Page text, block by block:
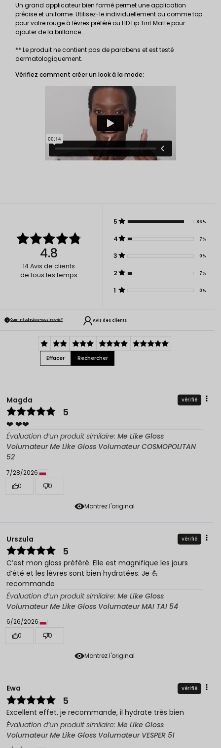
Un grand applicateur bien formé permet une application
précise et uniforme. Utilisez-le individuellement ou comme top
pour votre rouge à lèvres préféré ou HD Lip Tint Mattepour
ajouter de la brillance.
** Le produit ne contient pas de parabens et est testé
dermatologiquement.
Vérifiez comment créer un look à la mode:
4.8
14Avis de clients
de tous les temps
5 86%
4 7%
3 0%
2 7%
1 0%
Comment collectons-nous les avis ? Avis des clients
Effacer Rechercher
Montrez l'original
Magda vérifié
5
❤️ ❤️❤️
Évaluation d’un produit similaire: Me Like Gloss
Volumateur Me Like Gloss Volumateur COSMOPOLITAN
52
7/28/2026
0
0
Montrez l'original
Urszula vérifié
5
C’est mon gloss préféré. Elle est magnifique les jours
d’été et les lèvres sont bien hydratées. Je 💪
recommande
Évaluation d’un produit similaire: Me Like Gloss
Volumateur Me Like Gloss Volumateur MAI TAI 54
6/26/2026
0
0
Ewa vérifié
5
Excellent effet, je recommande, il hydrate très bien
Évaluation d’un produit similaire: Me Like Gloss
Volumateur Me Like Gloss Volumateur VESPER 51